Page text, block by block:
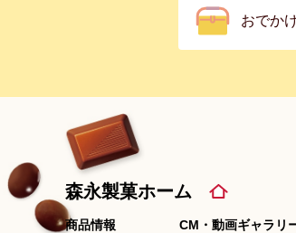
おでか
森永製菓ホーム
商品情報 CM・動画ギャラリ